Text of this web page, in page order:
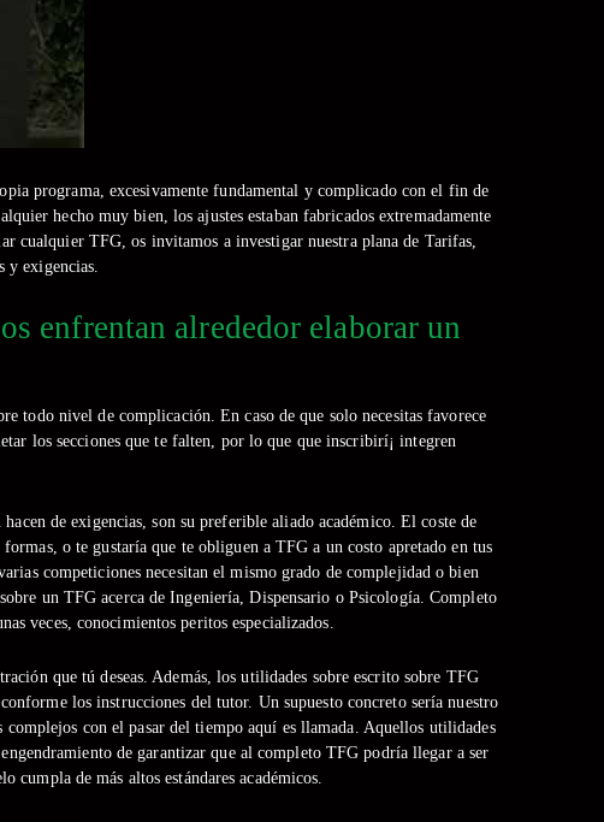
programa, excesivamente fundamental y complicado con el fin de
hecho muy bien, los ajustes estaban fabricados extremadamente
cualquier TFG, os invitamos a investigar nuestra plana de Tarifas,
y exigencias.
enfrentan alrededor elaborar un
todo nivel de complicación. En caso de que solo necesitas favorece
los secciones que te falten, por lo que que inscribirí¡ integren
de exigencias, son su preferible aliado académico. El coste de
o te gustaría que te obliguen a TFG a un costo apretado en tus
competiciones necesitan el mismo grado de complejidad o bien
un TFG acerca de Ingeniería, Dispensario o Psicología. Completo
veces, conocimientos peritos especializados.
que tú deseas. Además, los utilidades sobre escrito sobre TFG
los instrucciones del tutor. Un supuesto concreto serí­a nuestro
con el pasar del tiempo aquí­ es llamada. Aquellos utilidades
de garantizar que al completo TFG podrí­a llegar a ser
cumpla de más altos estándares académicos.